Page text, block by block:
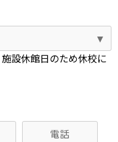
設休館日のため休校に
電話